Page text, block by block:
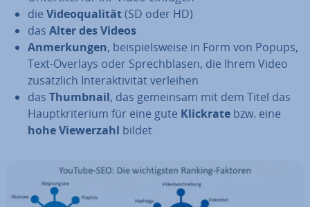
die Vi­deo­qua­li­tät(SD oder HD)
das Alter des Videos
An­mer­kun­gen, bei­spiels­wei­se in Form von Popups,
Text-Overlays oder Sprech­bla­sen, die Ihrem Video
zu­sätz­lich In­ter­ak­ti­vi­tät verleihen
das Thumbnail, das gemeinsam mit dem Titel das
Haupt­kri­te­ri­um für eine gute Klickrate bzw. eine
hohe View­er­zahl bildet